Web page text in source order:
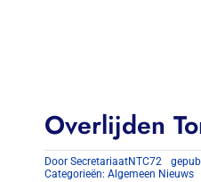
Overlijden
Door SecretariaatNTC72
Categorieën: Algemeen Nieuws